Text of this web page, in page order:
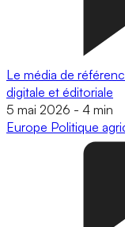
Le média de
digitale et éditoriale
5 mai 2026 - 4 min
Europe Politique